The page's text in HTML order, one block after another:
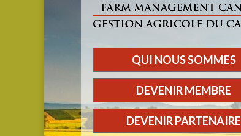
QUI NOUS SOMMES
DEVENIR MEMBRE
DEVENIR PARTENAIRE